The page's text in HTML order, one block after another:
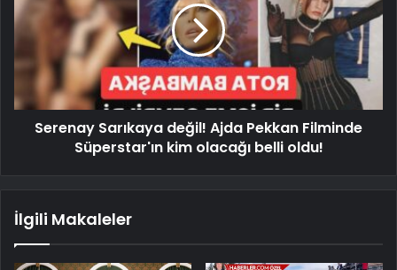
Serenay Sarıkaya değil! Ajda Pekkan Filminde
Süperstar'ın kim olacağı belli oldu!
İlgili Makaleler